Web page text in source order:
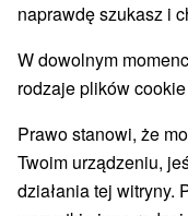
naprawdę szukasz i
W dowolnym
rodzaje plików
Prawo stanowi, że
Twoim urządzeniu,
działania tej witryny.